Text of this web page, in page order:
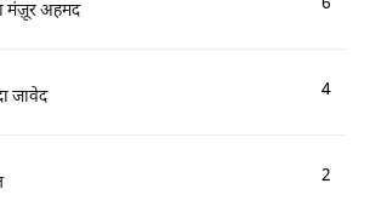
मंज़ूर अहमद
जावेद 4
2